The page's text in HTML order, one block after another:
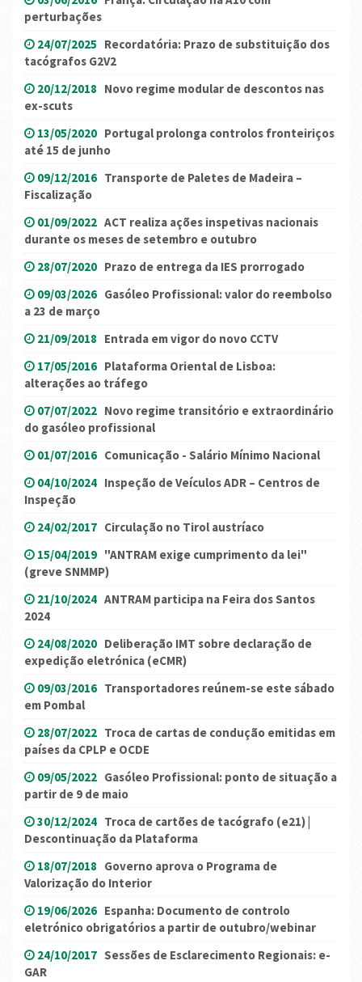
perturbações
24/07/2025 Recordatória: Prazo de substituição dos
tacógrafos G2V2
20/12/2018 Novo regime modular de descontos nas
ex-scuts
13/05/2020 Portugal prolonga controlos fronteiriços
até 15 de junho
09/12/2016 Transporte de Paletes de Madeira –
Fiscalização
01/09/2022 ACT realiza ações inspetivas nacionais
durante os meses de setembro e outubro
28/07/2020 Prazo de entrega da IES prorrogado
09/03/2026 Gasóleo Profissional: valor do reembolso
a 23 de março
21/09/2018 Entrada em vigor do novo CCTV
17/05/2016 Plataforma Oriental de Lisboa:
alterações ao tráfego
07/07/2022 Novo regime transitório e extraordinário
do gasóleo profissional
01/07/2016 Comunicação - Salário Mínimo Nacional
04/10/2024 Inspeção de Veículos ADR – Centros de
Inspeção
24/02/2017 Circulação no Tirol austríaco
15/04/2019 "ANTRAM exige cumprimento da lei"
(greve SNMMP)
21/10/2024 ANTRAM participa na Feira dos Santos
2024
24/08/2020 Deliberação IMT sobre declaração de
expedição eletrónica (eCMR)
09/03/2016 Transportadores reúnem-se este sábado
em Pombal
28/07/2022 Troca de cartas de condução emitidas em
países da CPLP e OCDE
09/05/2022 Gasóleo Profissional: ponto de situação a
partir de 9 de maio
30/12/2024 Troca de cartões de tacógrafo (e21) |
Descontinuação da Plataforma
18/07/2018 Governo aprova o Programa de
Valorização do Interior
19/06/2026 Espanha: Documento de controlo
eletrónico obrigatórios a partir de outubro/webinar
24/10/2017 Sessões de Esclarecimento Regionais: e-
GAR